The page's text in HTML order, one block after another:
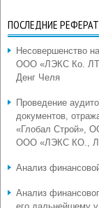
ПОСЛЕДНИЕ
Несовершенство
ООО «ЛЭКС Ко.
Денг Челя
Проведение
документов,
«Глобал Строй»,
ООО «ЛЭКС КО.,
Анализ
Анализ